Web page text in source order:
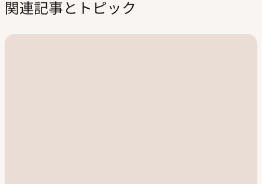
関連記事とトピック